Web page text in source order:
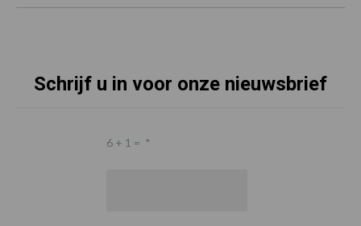
Schrijf u in voor onze nieuwsbrief
6 + 1 = *